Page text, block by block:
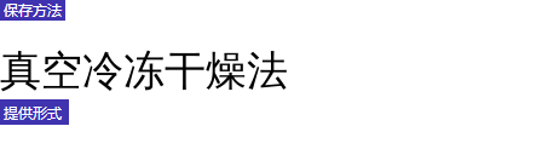
真空冷冻干燥法